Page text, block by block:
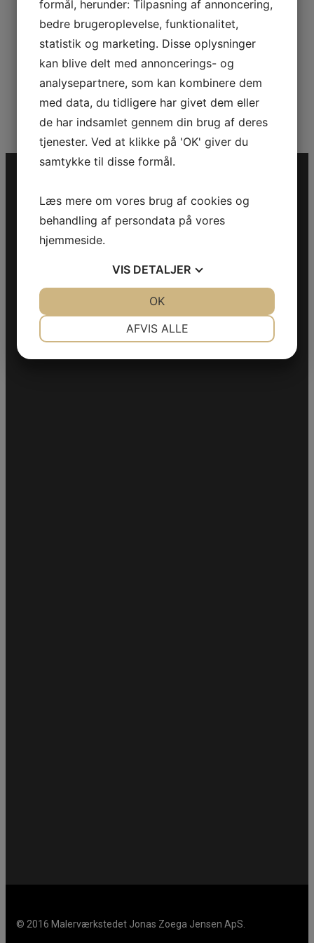
Kontakt information
Vejlevej 34
7000 Fredericia
© 2016 Malerværkstedet Jonas Zoega Jensen ApS.
formål, herunder: Tilpasning af annoncering,
bedre brugeroplevelse, funktionalitet,
statistik og marketing. Disse oplysninger
kan blive delt med annoncerings- og
analysepartnere, som kan kombinere dem
med data, du tidligere har givet dem eller
de har indsamlet gennem din brug af deres
tjenester. Ved at klikke på 'OK' giver du
samtykke til disse formål.
Læs mere om vores brug af cookies og
behandling af persondata på vores
hjemmeside.
VIS DETALJER
AFVIS ALLE
OK